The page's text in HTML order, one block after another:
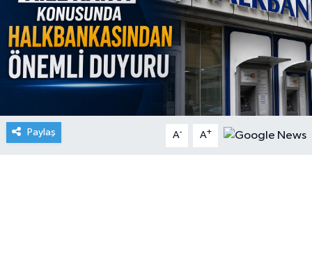
Paylaş A- A+